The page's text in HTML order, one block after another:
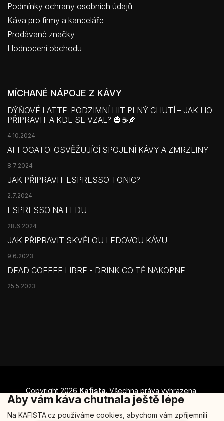
Aby vám káva chutnala ještě lépe
Na KAFISTA.cz používáme cookies, abychom vám zpříjemnili
Podmínky ochrany osobních údajů
Káva pro firmy a kanceláře
Prodávané značky
Hodnocení obchodu
MÍCHANÉ NÁPOJE Z KÁVY
DÝŇOVÉ LATTE: PODZIMNÍ HIT PLNÝ CHUTÍ – JAK HO
PŘIPRAVIT A KDE SE VZAL? 🎃☕🍂
4.10.2024
AFFOGATO: OSVĚŽUJÍCÍ SPOJENÍ KÁVY A ZMRZLINY
8.7.2024
JAK PŘIPRAVIT ESPRESSO TONIC?
2.7.2024
ESPRESSO NA LEDU
28.6.2024
JAK PŘIPRAVIT SKVĚLOU LEDOVOU KÁVU
9.6.2023
DEAD COFFEE LIBRE - DRINK CO TĚ NAKOPNE
25.5.2023
Copyright 2026 Kafista. Všechna práva vyhrazena.
Šablonu nakódovalREJ Media